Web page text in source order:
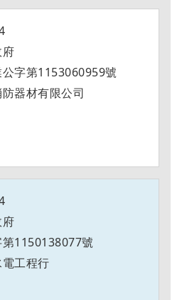
字第1153060959號
器材有限公司
第1150138077號
工程行